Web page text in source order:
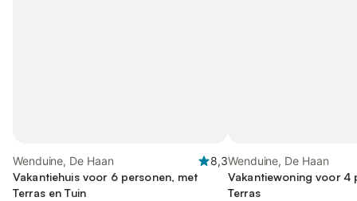
Wenduine, De Haan
8,3
Vakantiehuis voor 6 personen, met
Terras en Tuin
Wenduine, De Haan
Vakantiewoning voor 4
Terras